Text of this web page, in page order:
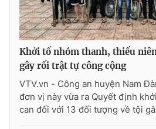
Ðiện thoại Thời báo VTV:024.66 897
Email:toasoan@vtv.vn
Liên hệ quảng cáo:024-7300.7108
Khởi tố nhóm thanh, thiếu
gây rối trật tự công cộng
VTV.vn - Công an huyện Nam
đơn vị này vừa ra Quyết định
can đối với 13 đối tượng về tội